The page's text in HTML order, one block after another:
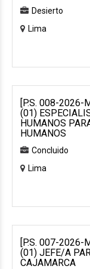
Desierto
Lima
[P.S. 008-2026-
(01)
HUMANOS
HUMANOS
Concluido
Lima
[P.S. 007-2026-
(01) JEFE/A
CAJAMARCA